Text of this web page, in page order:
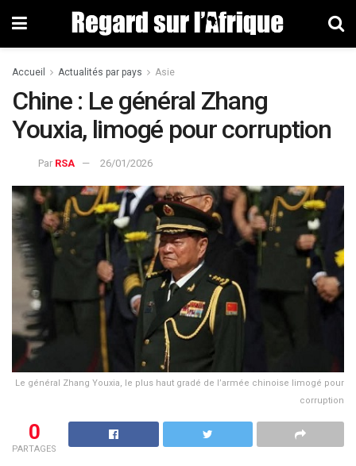
Accueil Actualités par pays Asie
Chine : Le général Zhang
Youxia, limogé pour corruption
Par RSA 26/01/2026
Le général Zhang Youxia, le plus haut gradé de l’armée chinoise limogé pour
corruption
0
PARTAGES